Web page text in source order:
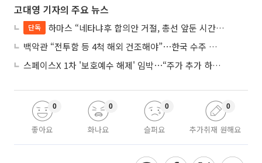
고대영 기자의 주요 뉴스
단독
하마스 “네타냐후 합의안 거절, 총선 앞둔 시간 끌기”
백악관 “전투함 등 4척 해외 건조해야”⋯한국 수주 기대
스페이스X 1차 '보호예수 해제' 임박⋯“주가 추가 하락 가능성”
좋아요
0
화나요
0
슬퍼요
0
추가취재 원해요
0